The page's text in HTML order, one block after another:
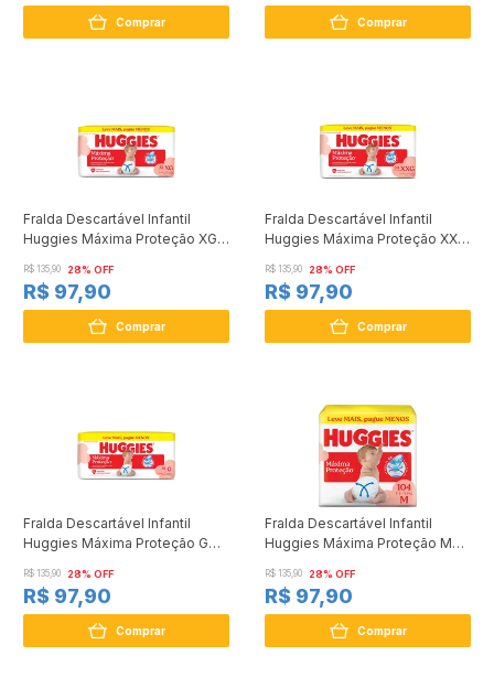
Comprar Comprar
Fralda Descartável Infantil
Huggies Máxima Proteção XG
Pague Menos
R$ 135,90 28% OFF
R$ 97,90
Comprar
Fralda Descartável Infantil
Huggies Máxima Proteção XXG
Pague Menos
R$ 135,90 28% OFF
R$ 97,90
Comprar
Fralda Descartável Infantil
Huggies Máxima Proteção G
Pague Menos
R$ 135,90 28% OFF
R$ 97,90
Comprar
Fralda Descartável Infantil
Huggies Máxima Proteção M
Mais Pague Menos
R$ 135,90 28% OFF
R$ 97,90
Comprar